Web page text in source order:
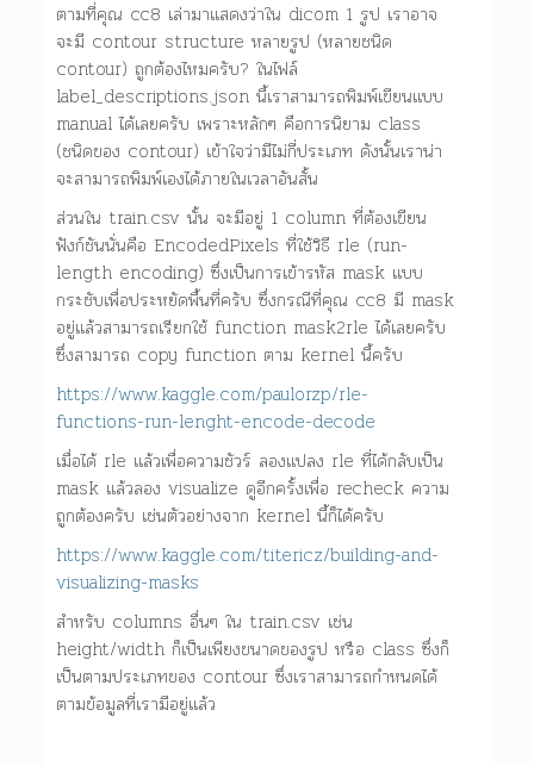
ตามที่คุณ cc8 เล่ามาแสดงว่าใน dicom 1 รูป เราอาจ
จะมี contour structure หลายรูป (หลายชนิด
contour) ถูกต้องไหมครับ? ในไฟล์
label_descriptions.json นี้เราสามารถพิมพ์เขียนแบบ
manual ได้เลยครับ เพราะหลักๆ คือการนิยาม class
(ชนิดของ contour) เข้าใจว่ามีไม่กี่ประเภท ดังนั้นเราน่า
จะสามารถพิมพ์เองได้ภายในเวลาอันสั้น
ส่วนใน train.csv นั้น จะมีอยู่ 1 column ที่ต้องเขียน
ฟังก์ชันนั่นคือ EncodedPixels ที่ใช้วิธี rle (run-
length encoding) ซึ่งเป็นการเข้ารหัส mask แบบ
กระชับเพื่อประหยัดพื้นที่ครับ ซึ่งกรณีที่คุณ cc8 มี mask
อยู่แล้วสามารถเรียกใช้ function mask2rle ได้เลยครับ
ซึ่งสามารถ copy function ตาม kernel นี้ครับ
https://www.kaggle.com/paulorzp/rle-
functions-run-lenght-encode-decode
เมื่อได้ rle แล้วเพื่อความชัวร์ ลองแปลง rle ที่ได้กลับเป็น
mask แล้วลอง visualize ดูอีกครั้งเพื่อ recheck ความ
ถูกต้องครับ เช่นตัวอย่างจาก kernel นี้ก็ได้ครับ
https://www.kaggle.com/titericz/building-and-
visualizing-masks
สำหรับ columns อื่นๆ ใน train.csv เช่น
height/width ก็เป็นเพียงขนาดของรูป หรือ class ซึ่งก็
เป็นตามประเภทของ contour ซึ่งเราสามารถกำหนดได้
ตามข้อมูลที่เรามีอยู่แล้ว